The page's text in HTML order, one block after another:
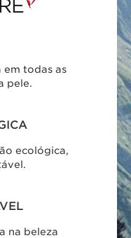
em todas as
pele.
ecológica,
na beleza